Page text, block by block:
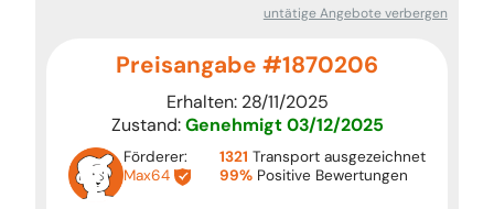
untätige Angebote verbergen
Preisangabe #1870206
Erhalten: 28/11/2025
Zustand:Genehmigt03/12/2025
Förderer:
Max64
1321 Transport ausgezeichnet
99%Positive Bewertungen